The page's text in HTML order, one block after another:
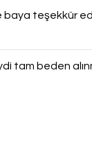
baya teşekkür
tam beden